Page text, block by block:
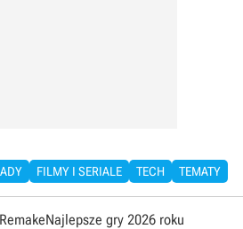
FILMY I SERIALE TECH TEMATY
Najlepsze gry 2026 roku